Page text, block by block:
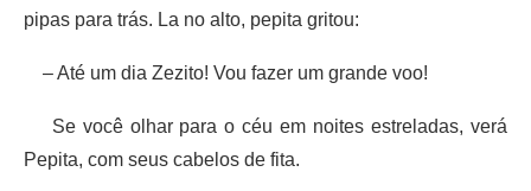
pipas para trás. La no alto, pepita gritou:
– Até um dia Zezito! Vou fazer um grande voo!
Se você olhar para o céu em noites estreladas, verá
Pepita, com seus cabelos de fita.